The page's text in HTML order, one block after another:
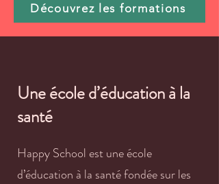
Découvrez les formations
Une école d’éducation à la
santé
Happy School est une école
d’éducation à la santé fondée sur les